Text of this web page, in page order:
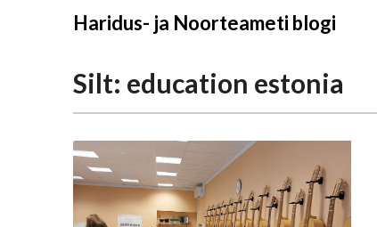
Haridus- ja Noorteameti blogi
Silt: education estonia